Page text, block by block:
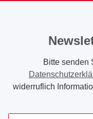
Bitte senden
widerruflich